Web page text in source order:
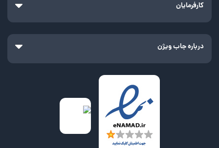
کارفرمایان
درباره جاب ویژن